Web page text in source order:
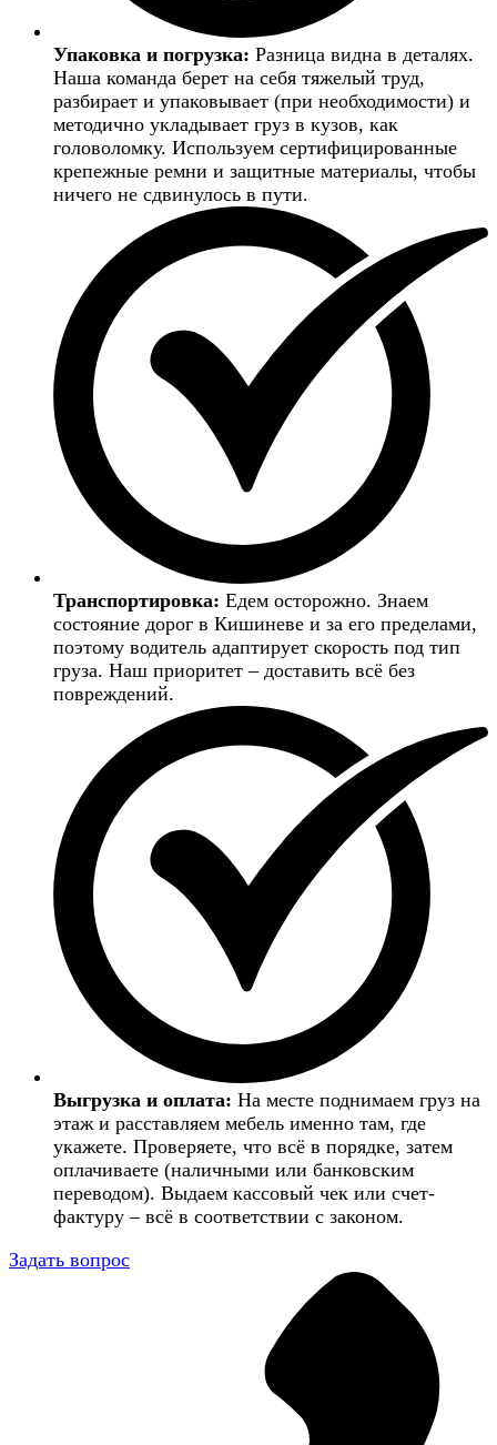
Упаковка и погрузка: Разница видна в деталях.
Наша команда берет на себя тяжелый труд,
разбирает и упаковывает (при необходимости) и
методично укладывает груз в кузов, как
головоломку. Используем сертифицированные
крепежные ремни и защитные материалы, чтобы
ничего не сдвинулось в пути.
Транспортировка: Едем осторожно. Знаем
состояние дорог в Кишиневе и за его пределами,
поэтому водитель адаптирует скорость под тип
груза. Наш приоритет – доставить всё без
повреждений.
Выгрузка и оплата: На месте поднимаем груз на
этаж и расставляем мебель именно там, где
укажете. Проверяете, что всё в порядке, затем
оплачиваете (наличными или банковским
переводом). Выдаем кассовый чек или счет-
фактуру – всё в соответствии с законом.
Задать вопрос